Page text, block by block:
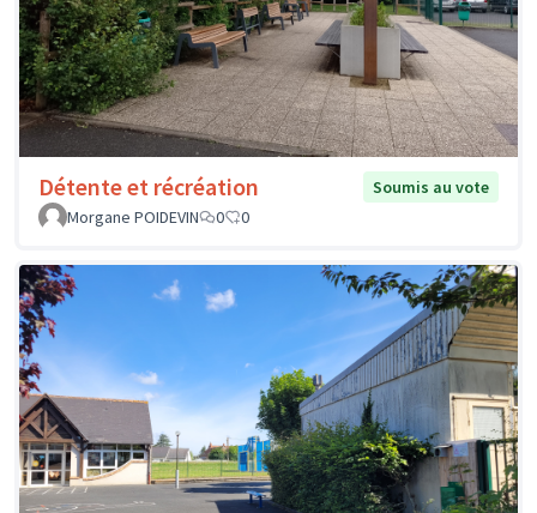
Détente et récréation
Soumis au vote
Morgane POIDEVIN
0 0